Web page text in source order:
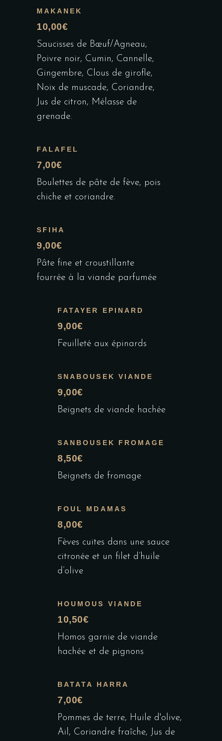
MAKANEK
10,00€
Saucisses de Bœuf/Agneau,
Poivre noir, Cumin, Cannelle,
Gingembre, Clous de girofle,
Noix de muscade, Coriandre,
Jus de citron, Mélasse de
grenade.
FALAFEL
7,00€
Boulettes de pâte de fève, pois
chiche et coriandre.
SFIHA
9,00€
Pâte fine et croustillante
fourrée à la viande parfumée
FATAYER EPINARD
9,00€
Feuilleté aux épinards
SNABOUSEK VIANDE
9,00€
Beignets de viande hachée
SANBOUSEK FROMAGE
8,50€
Beignets de fromage
FOUL MDAMAS
8,00€
Fèves cuites dans une sauce
citronée et un filet d’huile
d’olive
HOUMOUS VIANDE
10,50€
Homos garnie de viande
hachée et de pignons
BATATA HARRA
7,00€
Pommes de terre, Huile d'olive,
Ail, Coriandre fraîche, Jus de